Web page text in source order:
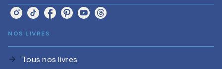
NOS LIVRES
arrow_forward Tous nos livres